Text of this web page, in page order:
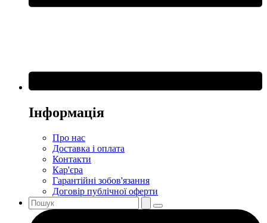
Інформація
Про нас
Доставка і оплата
Контакти
Кар'єра
Гарантійні зобов'язання
Договір публічної оферти